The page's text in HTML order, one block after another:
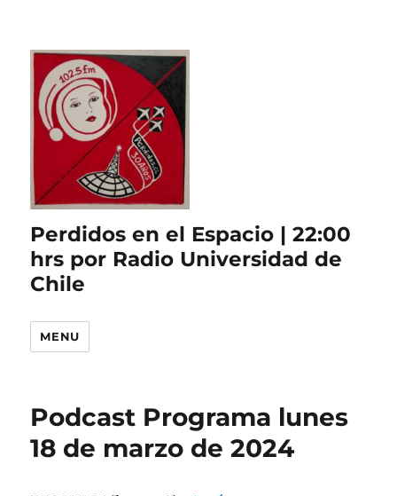
Perdidos en el Espacio | 22:00
hrs por Radio Universidad de
Chile
MENU
Podcast Programa lunes
18 de marzo de 2024